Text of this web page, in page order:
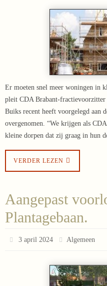
Er moeten snel meer woningen in
pleit CDA Brabant-
Buiks recent heeft voorgelegd aan
overgenomen. “We krijgen als
kleine dorpen dat zij graag in hun
VERDER LEZEN
Aangepast
Plantagebaan.
3 april 2024 Algemeen